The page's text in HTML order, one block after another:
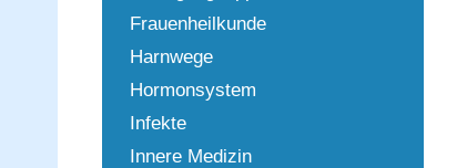
Frauenheilkunde
Harnwege
Hormonsystem
Infekte
Innere Medizin